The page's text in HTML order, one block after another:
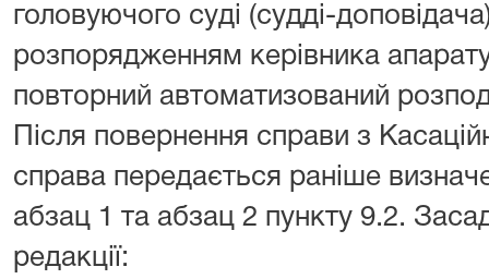
головуючого суді (судді-
розпорядженням керівника
повторний автоматизований
Після повернення справи з
справа передається раніше
абзац 1 та абзац 2 пункту 9.2.
редакції: